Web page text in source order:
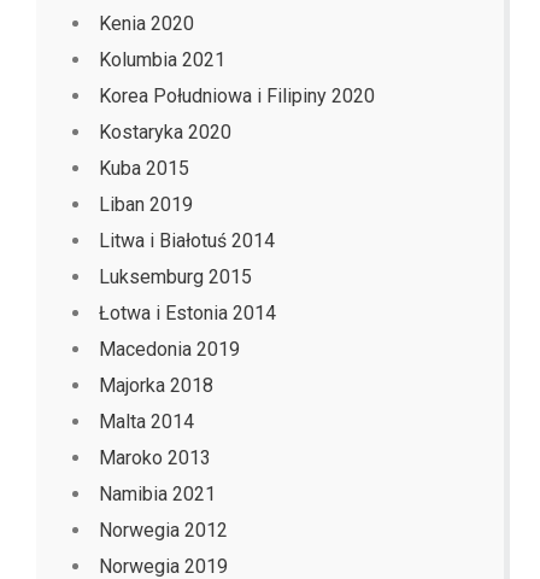
Kenia 2020
Kolumbia 2021
Korea Południowa i Filipiny 2020
Kostaryka 2020
Kuba 2015
Liban 2019
Litwa i Białotuś 2014
Luksemburg 2015
Łotwa i Estonia 2014
Macedonia 2019
Majorka 2018
Malta 2014
Maroko 2013
Namibia 2021
Norwegia 2012
Norwegia 2019